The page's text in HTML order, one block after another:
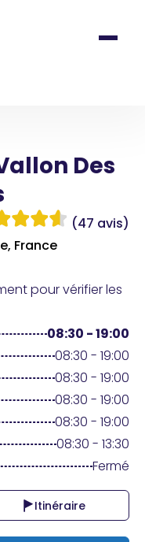
Des
(47 avis)
France
pour vérifier les
08:30 - 19:00
08:30 - 19:00
08:30 - 19:00
08:30 - 19:00
08:30 - 19:00
08:30 - 13:30
Fermé
Itinéraire